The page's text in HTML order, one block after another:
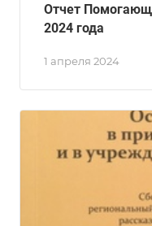
1 апреля 2024
Отчет
2024 года